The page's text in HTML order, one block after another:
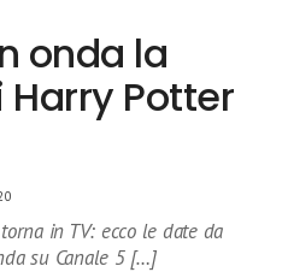
onda la
Potter
in TV: ecco le date da
su Canale 5 […]